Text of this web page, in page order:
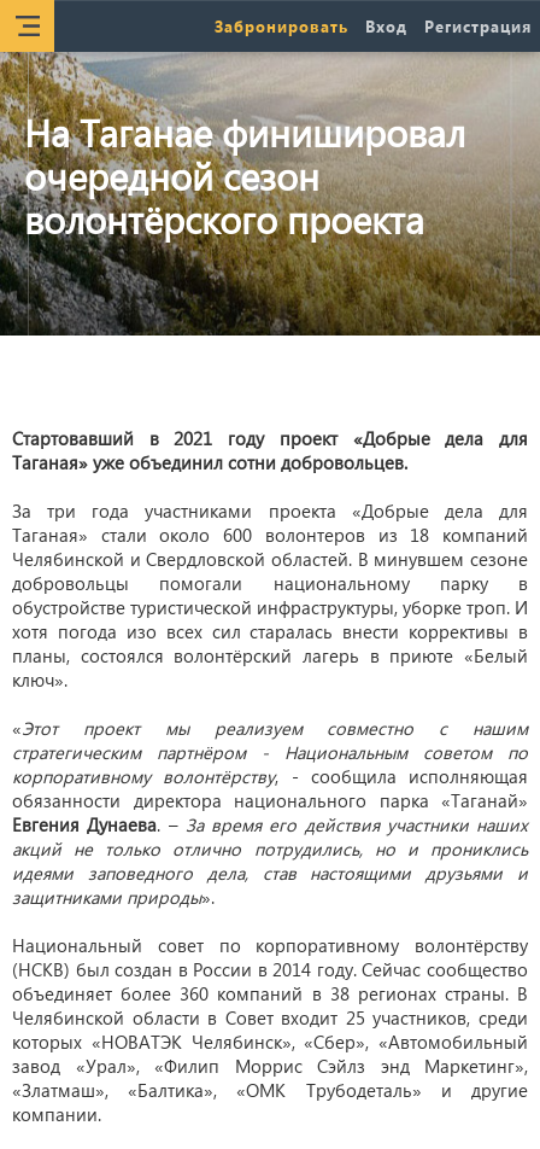
Забронировать Вход Регистрация
На Таганае финишировал
очередной сезон
волонтёрского проекта
Стартовавший в 2021 году проект «Добрые дела для
Таганая» уже объединил сотни добровольцев.
За три года участниками проекта «Добрые дела для
Таганая» стали около 600 волонтеров из 18 компаний
Челябинской и Свердловской областей. В минувшем сезоне
добровольцы помогали национальному парку в
обустройстве туристической инфраструктуры, уборке троп. И
хотя погода изо всех сил старалась внести коррективы в
планы, состоялся волонтёрский лагерь в приюте «Белый
ключ».
«Этот проект мы реализуем совместно с нашим
стратегическим партнёром - Национальным советом по
корпоративному волонтёрству, - сообщила исполняющая
обязанности директора национального парка «Таганай»
Евгения Дунаева. – За время его действия участники наших
акций не только отлично потрудились, но и прониклись
идеями заповедного дела, став настоящими друзьями и
защитниками природы».
Национальный совет по корпоративному волонтёрству
(НСКВ) был создан в России в 2014 году. Сейчас сообщество
объединяет более 360 компаний в 38 регионах страны. В
Челябинской области в Совет входит 25 участников, среди
которых «НОВАТЭК Челябинск», «Сбер», «Автомобильный
завод «Урал», «Филип Моррис Сэйлз энд Маркетинг»,
«Златмаш», «Балтика», «ОМК Трубодеталь» и другие
компании.